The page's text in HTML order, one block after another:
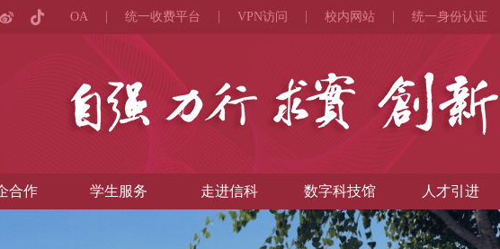
OA 统一收费平台 VPN访问 校内网站 统一身份认证
合作 学生服务 走进信科 数字科技馆 人才引进